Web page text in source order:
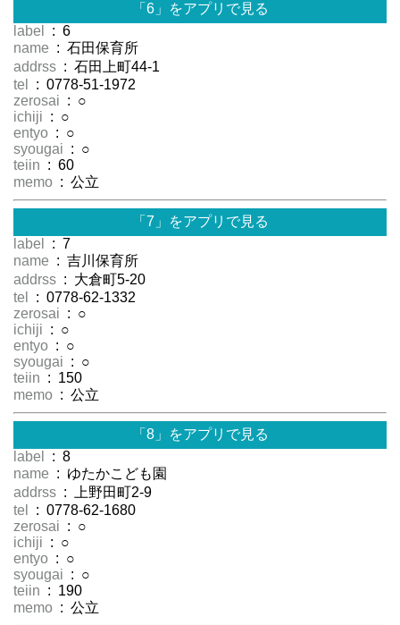
「6」をアプリで見る
label
: 6
name : 石田保育所
addrss : 石田上町44-1
tel
: 0778-51-1972
zerosai : ○
ichiji : ○
entyo : ○
syougai : ○
teiin : 60
memo : 公立
「7」をアプリで見る
label
: 7
name : 吉川保育所
addrss : 大倉町5-20
tel
: 0778-62-1332
zerosai : ○
ichiji : ○
entyo : ○
syougai : ○
teiin : 150
memo : 公立
「8」をアプリで見る
label
: 8
name : ゆたかこども園
addrss : 上野田町2-9
tel
: 0778-62-1680
zerosai : ○
ichiji : ○
entyo : ○
syougai : ○
teiin : 190
memo : 公立